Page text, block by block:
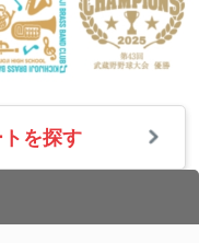
を探す